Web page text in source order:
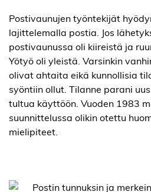
Postivaunujen työntekijät
lajittelemalla postia. Jos
postivaunussa oli kiireistä ja
Yötyö oli yleistä. Varsinkin
olivat ahtaita eikä kunnollisia
syöntiin ollut. Tilanne parani
tultua käyttöön. Vuoden 1983
suunnittelussa olikin otettu
mielipiteet.